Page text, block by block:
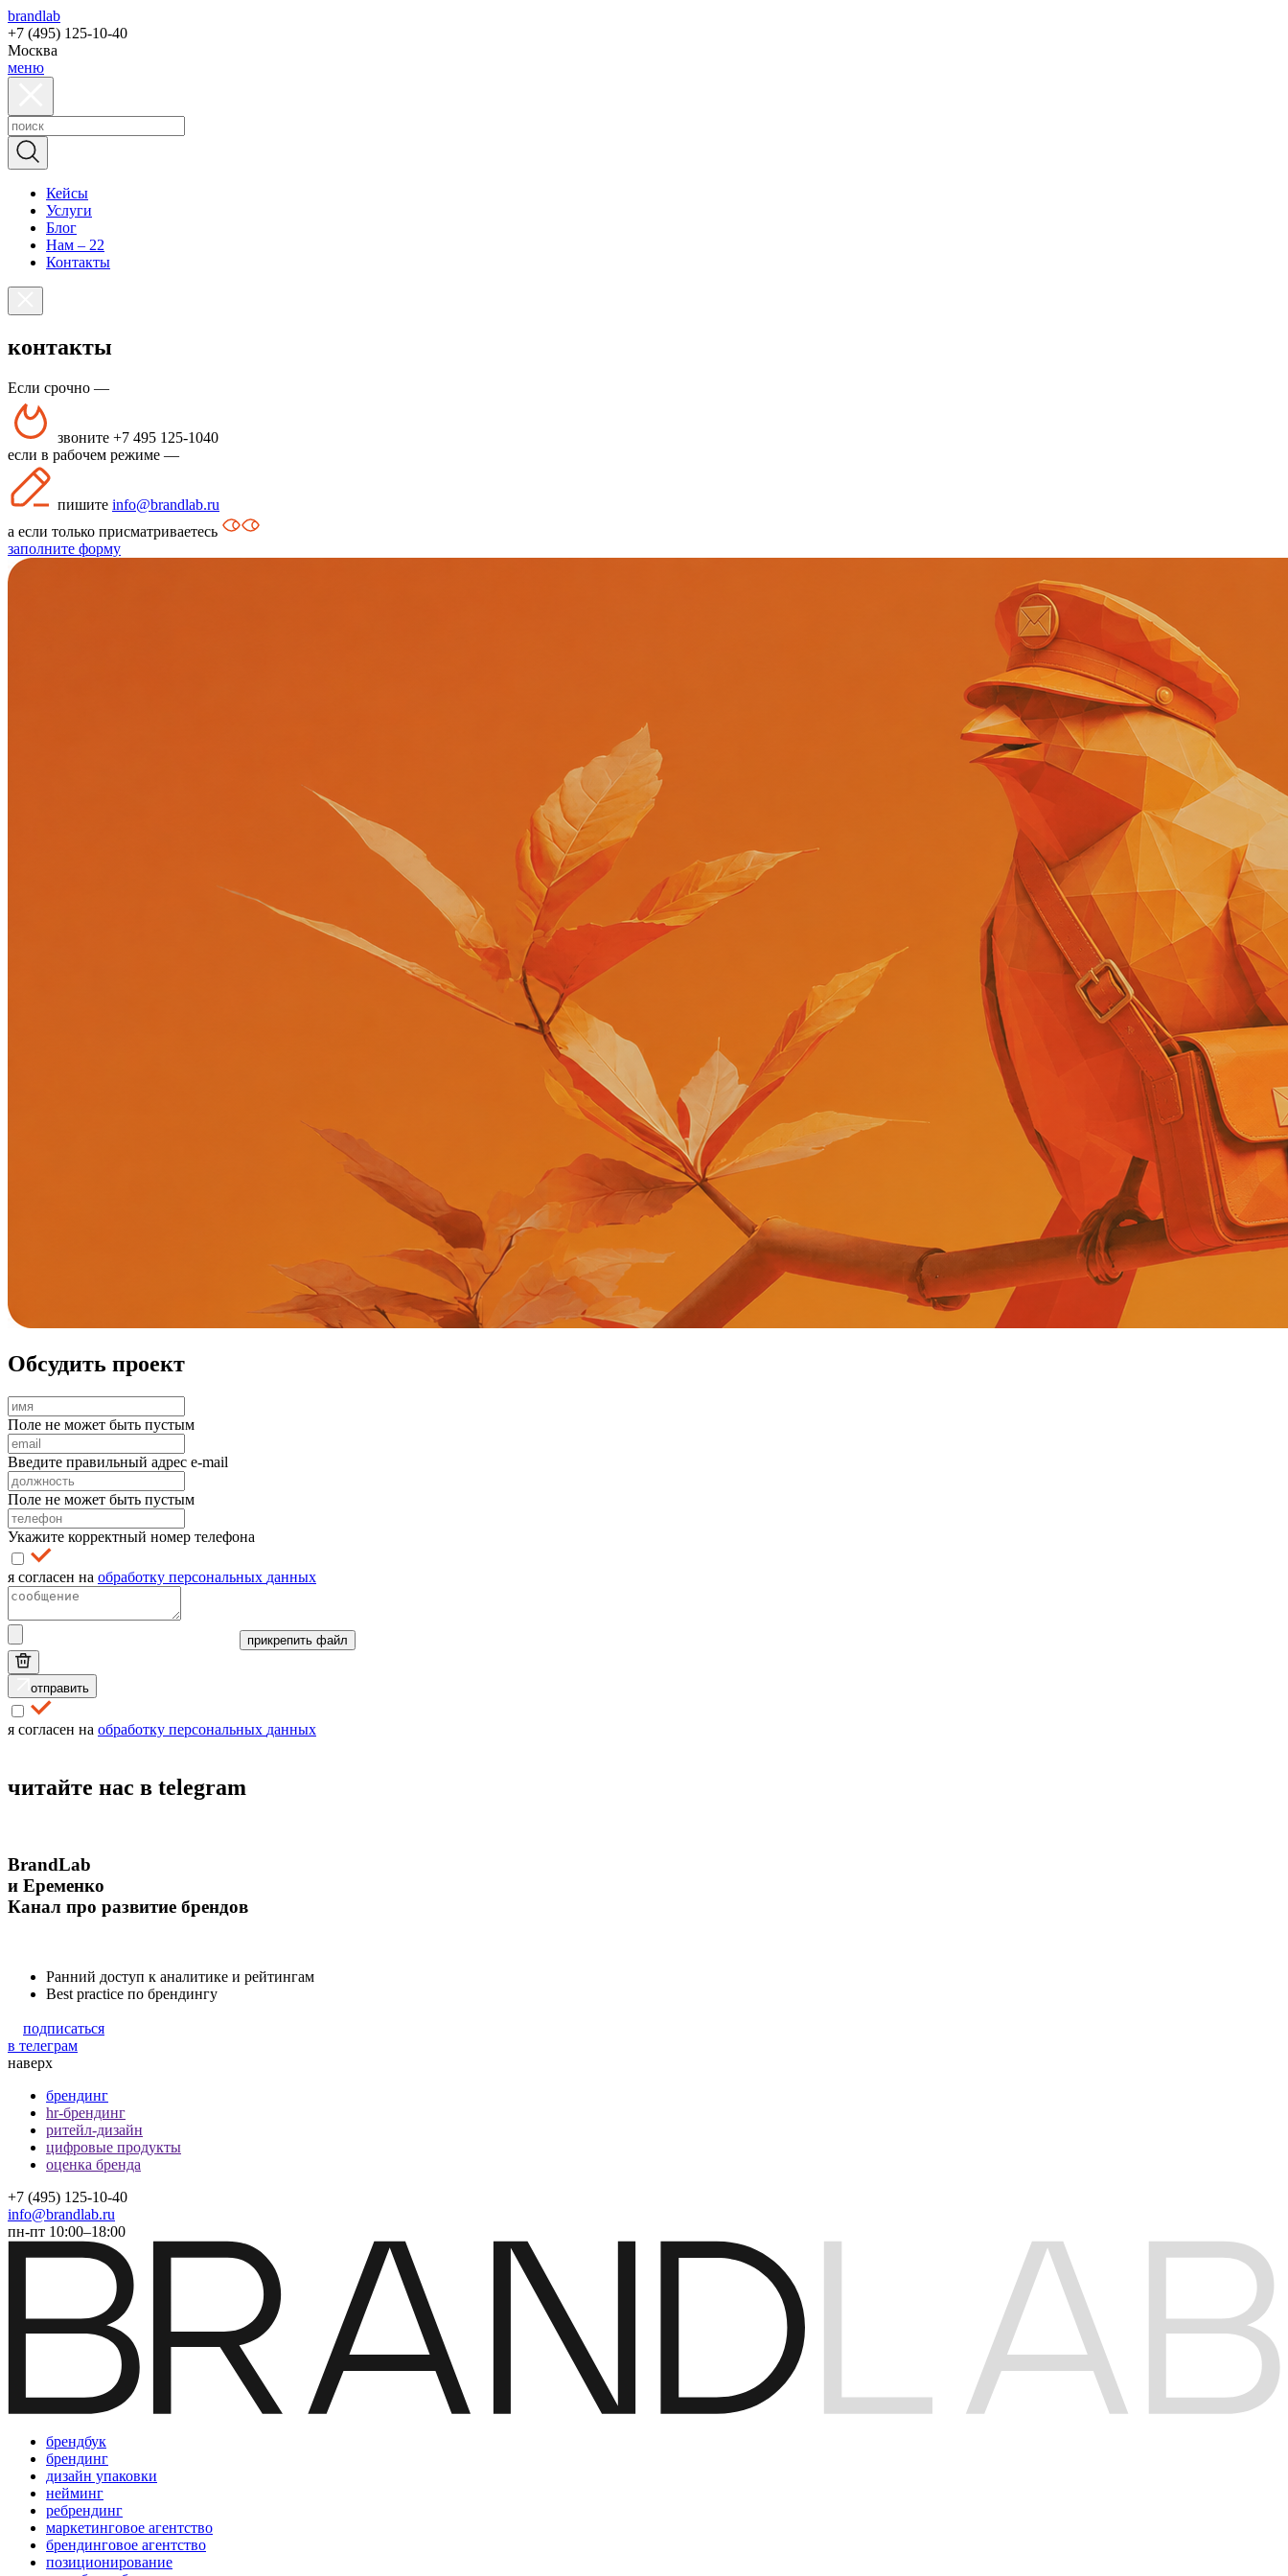
brandlab
+7 (495) 125-10-40
Москва
меню
Кейсы
Услуги
Блог
Нам – 22
Контакты
контакты
Если срочно —
звоните +7 495 125-1040
если в рабочем режиме —
пишите info@brandlab.ru
а если только присматриваетесь
заполните форму
Обсудить проект
Поле не может быть пустым
Введите правильный адрес e-mail
Поле не может быть пустым
Укажите корректный номер телефона
я согласен на обработку персональных данных
прикрепить файл
отправить
я согласен на обработку персональных данных
читайте нас в telegram
BrandLab
и Еременко
Канал про развитие брендов
Ранний доступ к аналитике и рейтингам
Best practice по брендингу
подписаться
в телеграм
наверх
брендинг
hr-брендинг
ритейл-дизайн
цифровые продукты
оценка бренда
+7 (495) 125-10-40
info@brandlab.ru
пн-пт 10:00–18:00
брендбук
брендинг
дизайн упаковки
нейминг
ребрендинг
маркетинговое агентство
брендинговое агентство
позиционирование